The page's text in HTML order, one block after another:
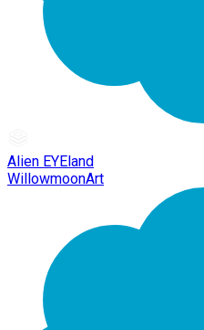
Alien EYEland
WillowmoonArt